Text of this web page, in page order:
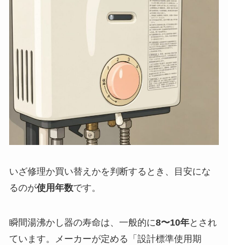
いざ修理か買い替えかを判断するとき、目安にな
るのが使用年数です。
瞬間湯沸かし器の寿命は、一般的に8〜10年とされ
ています。メーカーが定める「設計標準使用期